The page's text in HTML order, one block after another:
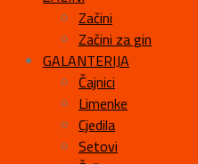
Začini
Začini za gin
GALANTERIJA
Čajnici
Limenke
Cjedila
Setovi